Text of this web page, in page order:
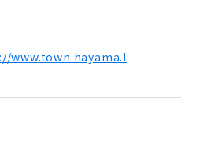
www.town.hayama.l